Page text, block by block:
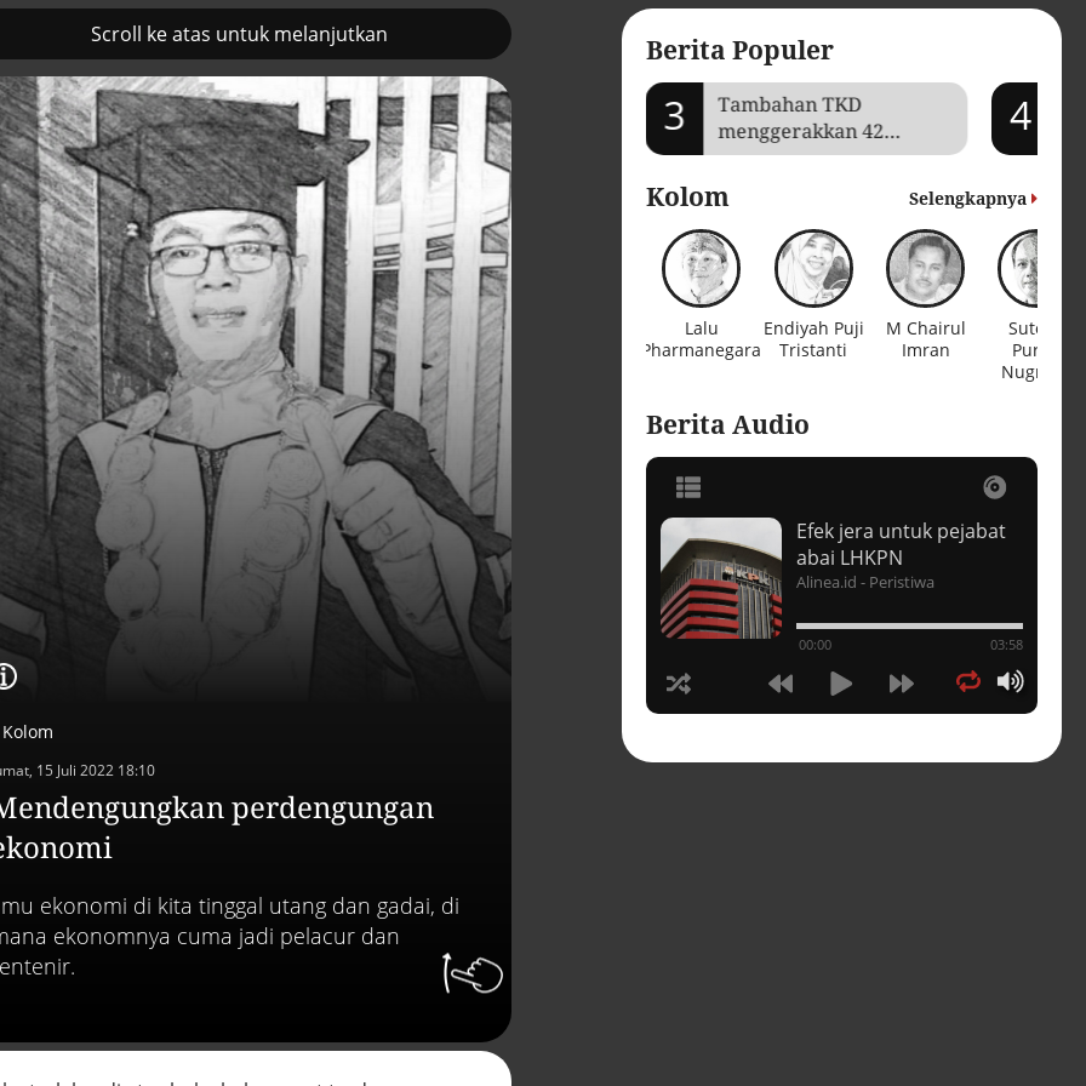
Scroll ke atas untuk melanjutkan
Kolom
15 Juli 2022 18:10
perdengungan
ekonomi di kita tinggal utang dan gadai, di
ekonomnya cuma jadi pelacur dan
Berita Populer
Prancis kerahkan kapal
induk nuklir untuk misi
Selat Hormuz
2
Pemulihan ekonomi Aceh
terus diakselerasi
3
Tambahan TKD
menggerakkan 42
kegiatan di
4
Kolom Selengkapnya
Lalu
Pharmanegara
Endiyah Puji
Tristanti
M Chairul
Imran
Sutopo
Purwo
Nugroho
Berita Audio
Efek jera untuk pejabat
abai LHKPN
Alinea.id - Peristiwa
Buku berusia 900 tahun
ditemukan di arsip rahasia
berulangnya kekerasan
terhadap PMI di Malaysia
DPR minta penerbitan
sertifikat pagar laut
diproses hukum
Alinea.id - Peristiwa
Mungkinkah duet Anies-
Ahok terealisasi di Pilpres
Efek jera untuk pejabat
abai LHKPN
Alinea.id - Peristiwa
00:00 03:58